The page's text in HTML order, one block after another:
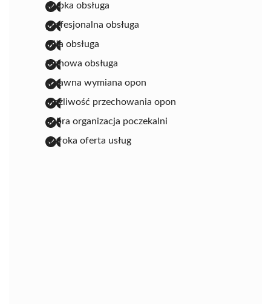
szybka obsługa
profesjonalna obsługa
miła obsługa
fachowa obsługa
sprawna wymiana opon
możliwość przechowania opon
dobra organizacja poczekalni
szeroka oferta usług